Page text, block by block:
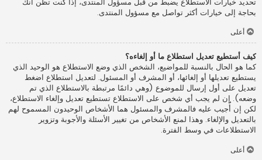
بحاجة إلى خيارات أكثر تواصل مع مسؤول المنتدى.
أعلى
كيف أستطيع تعديل استطلاع ما أو إلغاءه؟
كما هو الحال بالنسبة للمواضيع، الشخص الذي وضع الاستطلاع هو الوحيد الذي
يستطيع تعديلها أو إلغائها، أو المشرف أو المسئول. لتعديل استطلاع اضغط
تعديل على أول إرسال للموضوع (وهي دائمًا مرتبطة بالاستطلاع الذي تم
وضعه). إن لم يجب أي شخص على الاستطلاع تستطيع تعديل وإلغاء الاستطلاع،
لكن إن أُجيب عليه فالمشرف والمسئول هما الأشخاص الوحيدون المسموح لهم
بالتعديل والإلغاء. وهذا لمنع الأشخاص من تغيير الأسئلة والأجوبة وتزوير
الاستطلاعات في وسط الفترة.
أعلى